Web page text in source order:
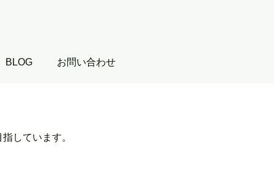
BLOG お問い合わせ
しています。